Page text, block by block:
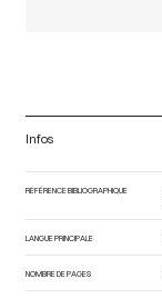
Infos
RÉFÉRENCE BIBLIOGRAPHIQUE
LANGUE PRINCIPALE
NOMBRE DE PAGES